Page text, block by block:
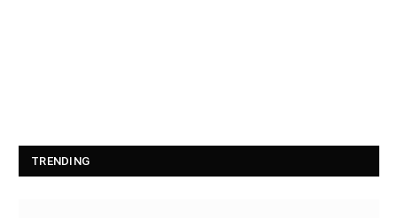
TRENDING